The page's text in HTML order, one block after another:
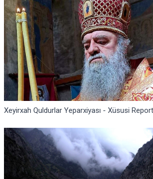
Xeyirxah Quldurlar Yeparxiyası - Xüsusi